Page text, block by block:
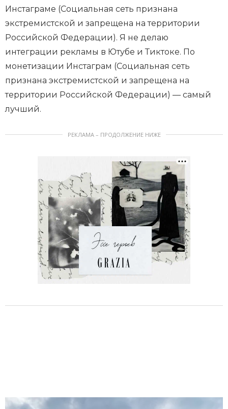
Инстаграме (Социальная сеть признана
экстремистской и запрещена на территории
Российской Федерации). Я не делаю
интеграции рекламы в Ютубе и Тиктоке. По
монетизации Инстаграм (Социальная сеть
признана экстремистской и запрещена на
территории Российской Федерации) — самый
лучший.
РЕКЛАМА – ПРОДОЛЖЕНИЕ НИЖЕ